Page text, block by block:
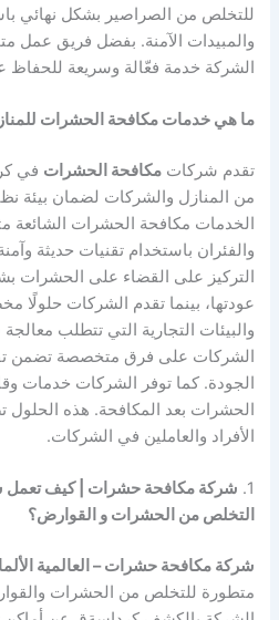
للتخلص من الصراصير بشكل نهائي
والمبيدات الآمنة. بفضل فريق
الشركة خدمة فعّالة وسريعة للحفاظ
ما هي خدمات مكافحة الحشرات
تقدم شركاتمكافحة الحشرات في
من المنازل والشركات لضمان بيئة
الخدمات مكافحة الحشرات الشائعة
والفئران باستخدام تقنيات حديثة
التركيز على القضاء على الحشرات
عودتها، بينما تقدم الشركات حلولًا
والبيئات التجارية التي تتطلب
الشركات على فرق متخصصة تضمن
الجودة. كما توفر الشركات خدمات
الحشرات بعد المكافحة. هذه
الأفراد والعاملين في الشركات.
1. شركة مكافحة حشرات | كيف تعمل
التخلص من الحشرات و القوارض؟
شركة مكافحة حشرات – العالمية
متطورة للتخلص من الحشرات